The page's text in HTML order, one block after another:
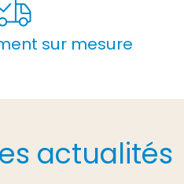
sur mesure
actualités